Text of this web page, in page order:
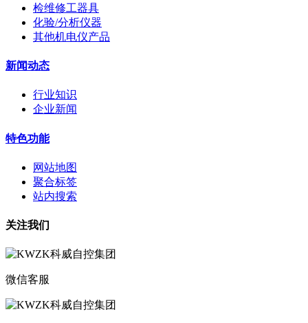
检维修工器具
化验/分析仪器
其他机电仪产品
新闻动态
行业知识
企业新闻
特色功能
网站地图
聚合标签
站内搜索
关注我们
微信客服